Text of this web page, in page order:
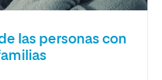
las personas con